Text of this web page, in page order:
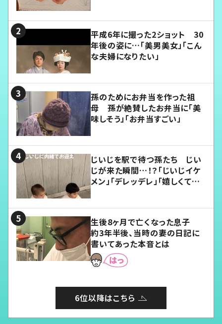
平成6年に撮った2ショット 30
年後の姿に…「美男美女」「こん
な夫婦になりたい」
孫のためにお弁当を作った祖
母 孫が絶賛したお弁当に「美
味しそう」「お弁当すごい」
じいじを駅で待つ孫たち じい
じが来た瞬間…！？「じいじイケ
メン」「デレッデレ」「嬉しくて可
生後8ヶ月で亡くなった息子
約3年半後、当時の妻の日記に
書いてあった本音とは
6位以降はこちら